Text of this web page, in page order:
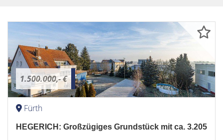
1.500.000,- €
Fürth
HEGERICH: Großzügiges Grundstück mit ca. 3.205